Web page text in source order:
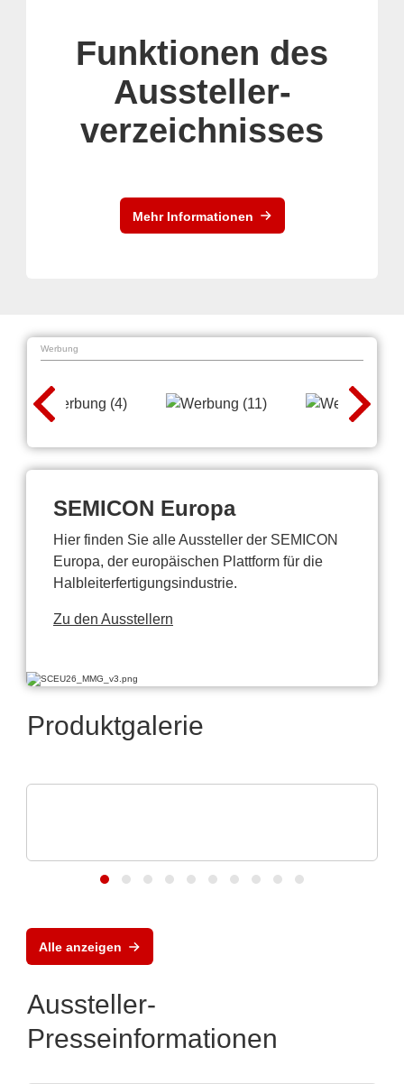
Funktionen des
Aussteller-
verzeichnisses
Mehr Informationen
Werbung
SEMICON Europa
Hier finden Sie alle Aussteller der SEMICON
Europa, der europäischen Plattform für die
Halbleiterfertigungsindustrie.
Zu den Ausstellern
Produktgalerie
Alle anzeigen
Aussteller-
Presseinformationen